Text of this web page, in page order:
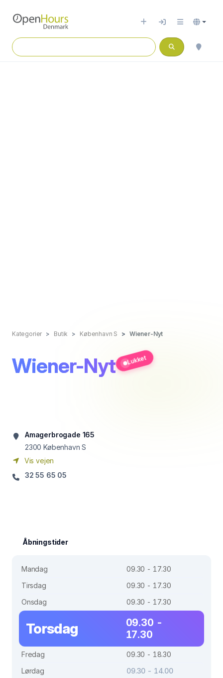
Kategorier Butik København S Wiener-Nyt
Wiener-Nyt Lukket
Amagerbrogade 165
2300 København S
Vis vejen
32 55 65 05
Åbningstider
Mandag
09.30 - 17.30
Tirsdag
09.30 - 17.30
Onsdag
09.30 - 17.30
Torsdag
09.30 -
17.30
Fredag
09.30 - 18.30
Lørdag
09.30 - 14.00